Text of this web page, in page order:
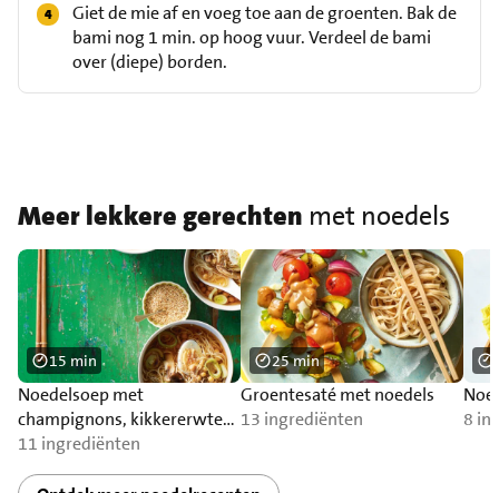
Giet de mie af en voeg toe aan de groenten. Bak de
bami nog 1 min. op hoog vuur. Verdeel de bami
over (diepe) borden.
Meer lekkere gerechten met noedels
Noedelsoep met
champignons, kikkererwten
en ei
11 ingrediënten
15 min
Groentesaté met noedels
13 ingrediënten
25 min
8